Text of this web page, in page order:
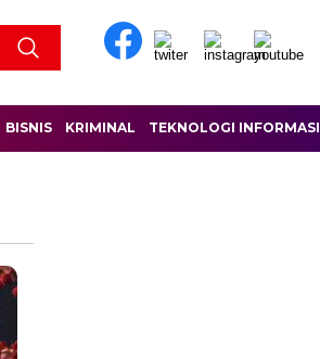
BISNIS KRIMINAL TEKNOLOGI INFORMASI